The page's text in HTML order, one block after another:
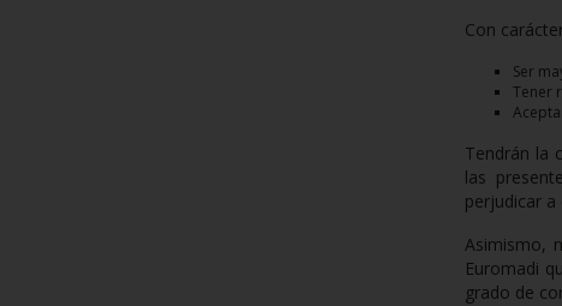
Con
Ser
Tener
Tendrán la
las
perjudicar
Asimismo,
Euromadi
grado de